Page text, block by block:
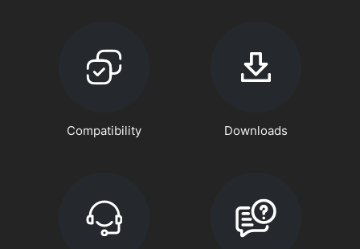
Compatibility Downloads